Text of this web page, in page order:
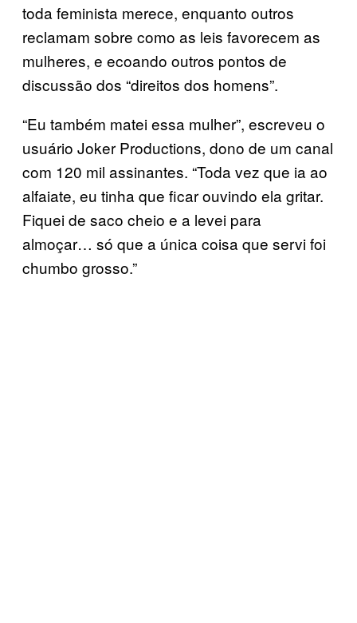
toda feminista merece, enquanto outros
reclamam sobre como as leis favorecem as
mulheres, e ecoando outros pontos de
discussão dos “direitos dos homens”.
“Eu também matei essa mulher”, escreveu o
usuário Joker Productions, dono de um canal
com 120 mil assinantes. “Toda vez que ia ao
alfaiate, eu tinha que ficar ouvindo ela gritar.
Fiquei de saco cheio e a levei para
almoçar… só que a única coisa que servi foi
chumbo grosso.”